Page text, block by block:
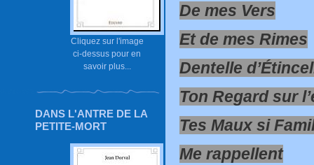
Cliquez sur l'image
ci-dessus pour en
savoir plus...
DANS L'ANTRE DE LA
PETITE-MORT
De mes Vers
Et de mes Rimes
Dentelle
Ton Regard sur
Tes Maux si
Me rappellent